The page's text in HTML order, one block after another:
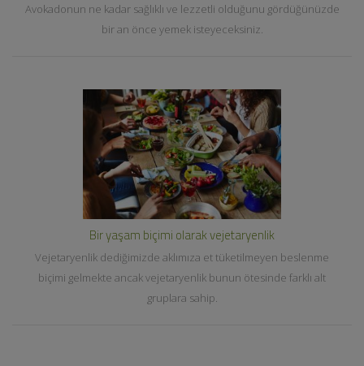
Avokadonun ne kadar sağlıklı ve lezzetli olduğunu gördüğünüzde
bir an önce yemek isteyeceksiniz.
Bir yaşam biçimi olarak vejetaryenlik
Vejetaryenlik dediğimizde aklımıza et tüketilmeyen beslenme
biçimi gelmekte ancak vejetaryenlik bunun ötesinde farklı alt
gruplara sahip.